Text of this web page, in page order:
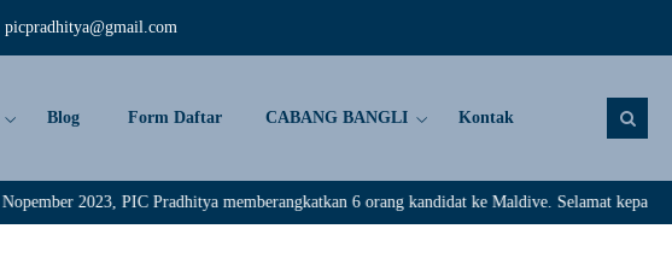
picpradhitya@gmail.com
Blog Form Daftar CABANG BANGLI Kontak
Pradhitya memberangkatkan 6 orang kandidat ke Maldive. Selamat kepada : Rivaldi,